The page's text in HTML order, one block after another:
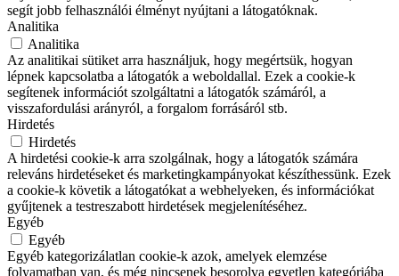
segít jobb felhasználói élményt nyújtani a látogatóknak.
Analitika
Analitika
Az analitikai sütiket arra használjuk, hogy megértsük, hogyan
lépnek kapcsolatba a látogatók a weboldallal. Ezek a cookie-k
segítenek információt szolgáltatni a látogatók számáról, a
visszafordulási arányról, a forgalom forrásáról stb.
Hirdetés
Hirdetés
A hirdetési cookie-k arra szolgálnak, hogy a látogatók számára
releváns hirdetéseket és marketingkampányokat készíthessünk. Ezek
a cookie-k követik a látogatókat a webhelyeken, és információkat
gyűjtenek a testreszabott hirdetések megjelenítéséhez.
Egyéb
Egyéb
Egyéb kategorizálatlan cookie-k azok, amelyek elemzése
folyamatban van, és még nincsenek besorolva egyetlen kategóriába